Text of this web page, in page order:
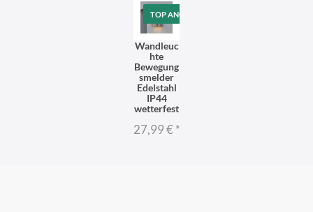
TOP ANGEBOT
Wandleuc
hte
Bewegung
smelder
Edelstahl
IP44
wetterfest
27,99 €*